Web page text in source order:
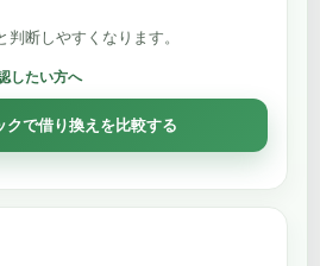
断しやすくなります。
したい方へ
クで借り換えを比較する